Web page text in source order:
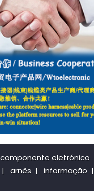
componente eletrónico
| arnês | informação |